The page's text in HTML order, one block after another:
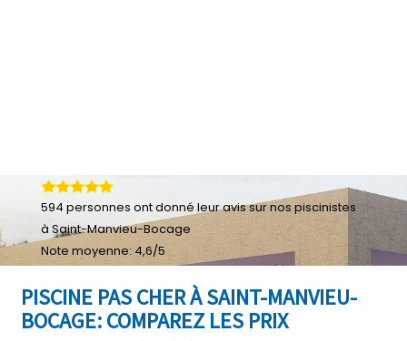
PISCINE PAS CHER À SAINT-MANVIEU-
BOCAGE: COMPAREZ LES PRIX
594 personnes ont donné leuravis sur nos piscinistes
à Saint-Manvieu-Bocage
Note moyenne: 4,6/5